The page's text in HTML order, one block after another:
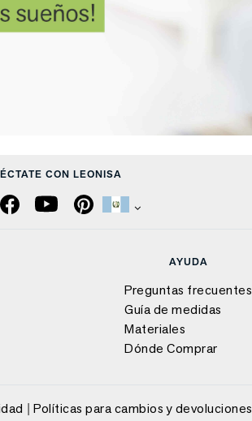
CON LEONISA
AYUDA
Preguntas frecuentes
Guía de medidas
Materiales
Dónde Comprar
|Políticas para cambios y devoluciones